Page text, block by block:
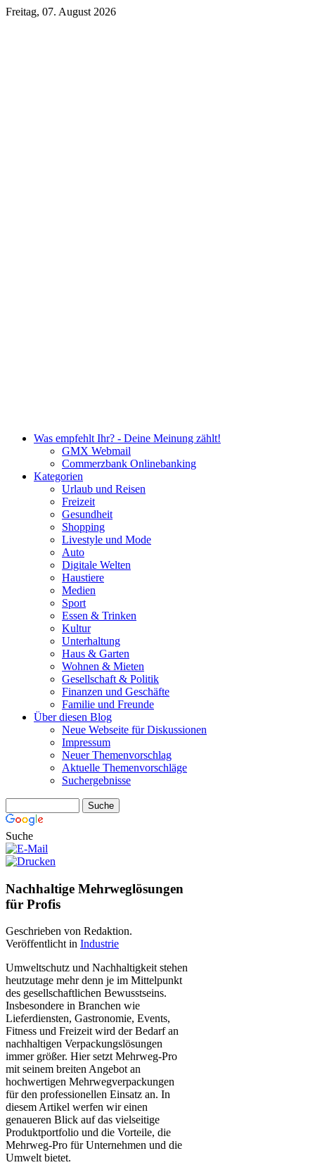
Freitag, 07. August 2026
Was empfehlt Ihr? - Deine Meinung zählt!
GMX Webmail
Commerzbank Onlinebanking
Kategorien
Urlaub und Reisen
Freizeit
Gesundheit
Shopping
Livestyle und Mode
Auto
Digitale Welten
Haustiere
Medien
Sport
Essen & Trinken
Kultur
Unterhaltung
Haus & Garten
Wohnen & Mieten
Gesellschaft & Politik
Finanzen und Geschäfte
Familie und Freunde
Über diesen Blog
Neue Webseite für Diskussionen
Impressum
Neuer Themenvorschlag
Aktuelle Themenvorschläge
Suchergebnisse
Suche
Nachhaltige Mehrweglösungen
für Profis
Geschrieben von Redaktion.
Veröffentlicht in Industrie
Umweltschutz und Nachhaltigkeit stehen
heutzutage mehr denn je im Mittelpunkt
des gesellschaftlichen Bewusstseins.
Insbesondere in Branchen wie
Lieferdiensten, Gastronomie, Events,
Fitness und Freizeit wird der Bedarf an
nachhaltigen Verpackungslösungen
immer größer. Hier setzt Mehrweg-Pro
mit seinem breiten Angebot an
hochwertigen Mehrwegverpackungen
für den professionellen Einsatz an. In
diesem Artikel werfen wir einen
genaueren Blick auf das vielseitige
Produktportfolio und die Vorteile, die
Mehrweg-Pro für Unternehmen und die
Umwelt bietet.